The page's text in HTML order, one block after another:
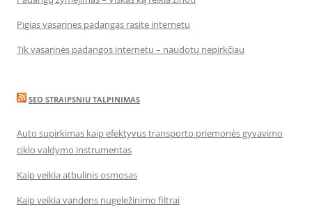
Pigias vasarines padangas rasite internetu
Tik vasarinės padangos internetu – naudotų nepirkčiau
SEO STRAIPSNIU TALPINIMAS
Auto supirkimas kaip efektyvus transporto priemonės gyvavimo
ciklo valdymo instrumentas
Kaip veikia atbulinis osmosas
Kaip veikia vandens nugeležinimo filtrai